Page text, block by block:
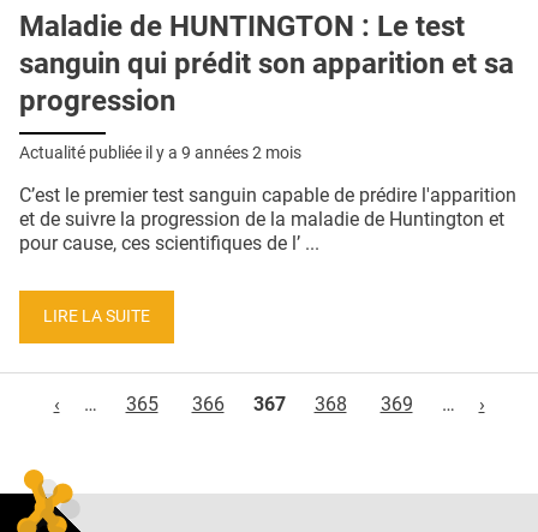
Maladie de HUNTINGTON : Le test
sanguin qui prédit son apparition et sa
progression
Actualité publiée il y a 9 années 2 mois
C’est le premier test sanguin capable de prédire l'apparition
et de suivre la progression de la maladie de Huntington et
pour cause, ces scientifiques de l’ ...
LIRE LA SUITE
‹
… 365 366 367 368 369 … ›